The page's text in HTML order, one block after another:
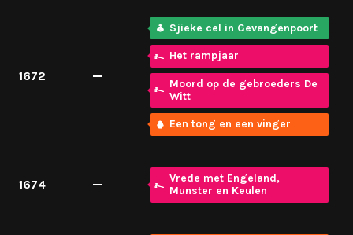
1672
Sjieke cel in Gevangenpoort
Het rampjaar
Moord op de gebroeders De
Witt
Een tong en een vinger
1674
Vrede met Engeland,
Munster en Keulen